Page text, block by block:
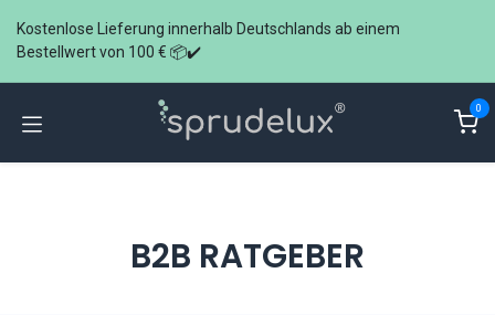
Kostenlose Lieferung innerhalb Deutschlands ab einem
Bestellwert von 100 € 📦✔️
0
B2B RATGEBER